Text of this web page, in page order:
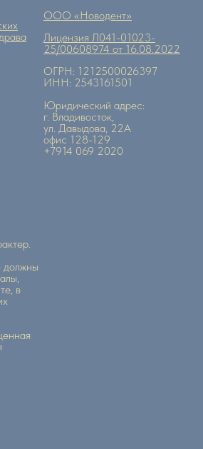
ООО «Новодент»
Лицензия Л041-01023-
25/00608974 от 16.08.2022
ОГРН: 1212500026397
ИНН: 2543161501
Юридический адрес:
г. Владивосток,
ул. Давыдова, 22А
офис 128-129
+7914 069 2020
должны
в